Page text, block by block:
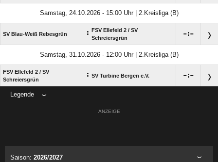
Samstag, 24.10.2026 - 15:00 Uhr | 2.Kreisliga (B)
SV Blau-Weiß Rebesgrün :
FSV Ellefeld 2 /​ SV
Schreiersgrün
:
Samstag, 31.10.2026 - 12:00 Uhr | 2.Kreisliga (B)
FSV Ellefeld 2 /​ SV
Schreiersgrün
: SV Turbine Bergen e.V. :
Legende
ANZEIGE
Saison: 2026/2027